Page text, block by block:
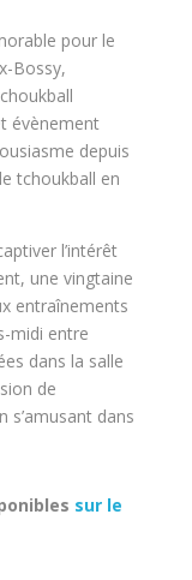
pour le
Bossy,
évènement
depuis
tchoukball en
l’intérêt
une vingtaine
entraînements
midi entre
dans la salle
de
s’amusant dans
sur le